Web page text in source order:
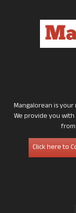
Mangalorean is
We provide you
Click here to